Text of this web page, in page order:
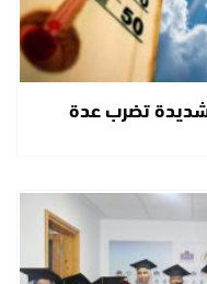
شديدة تضرب عدة